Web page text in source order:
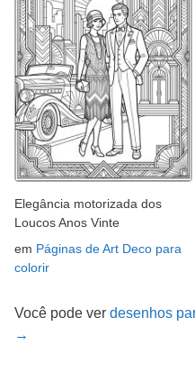
Elegância motorizada dos
Loucos Anos Vinte
em Páginas de Art Deco para
colorir
Você pode ver desenhos
→